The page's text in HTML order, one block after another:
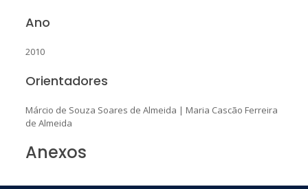
Ano
2010
Orientadores
Márcio de Souza Soares de Almeida | Maria Cascão Ferreira
de Almeida
Anexos